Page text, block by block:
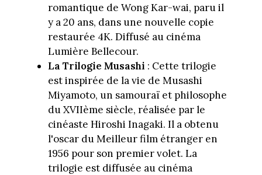
romantique de Wong Kar-wai, paru il
y a 20 ans, dans une nouvelle copie
restaurée 4K. Diffusé au cinéma
Lumière Bellecour.
La Trilogie Musashi : Cette trilogie
est inspirée de la vie de Musashi
Miyamoto, un samouraï et philosophe
du XVIIème siècle, réalisée par le
cinéaste Hiroshi Inagaki. Il a obtenu
l'oscar du Meilleur film étranger en
1956 pour son premier volet. La
trilogie est diffusée au cinéma